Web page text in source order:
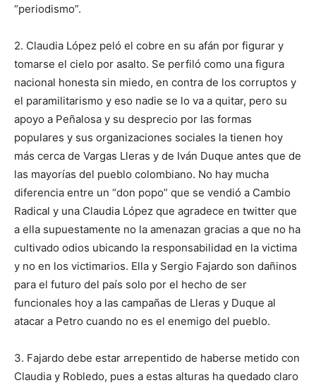
“periodismo”.
2. Claudia López peló el cobre en su afán por figurar y
tomarse el cielo por asalto. Se perfiló como una figura
nacional honesta sin miedo, en contra de los corruptos y
el paramilitarismo y eso nadie se lo va a quitar, pero su
apoyo a Peñalosa y su desprecio por las formas
populares y sus organizaciones sociales la tienen hoy
más cerca de Vargas Lleras y de Iván Duque antes que de
las mayorías del pueblo colombiano. No hay mucha
diferencia entre un “don popo” que se vendió a Cambio
Radical y una Claudia López que agradece en twitter que
a ella supuestamente no la amenazan gracias a que no ha
cultivado odios ubicando la responsabilidad en la victima
y no en los victimarios. Ella y Sergio Fajardo son dañinos
para el futuro del país solo por el hecho de ser
funcionales hoy a las campañas de Lleras y Duque al
atacar a Petro cuando no es el enemigo del pueblo.
3. Fajardo debe estar arrepentido de haberse metido con
Claudia y Robledo, pues a estas alturas ha quedado claro